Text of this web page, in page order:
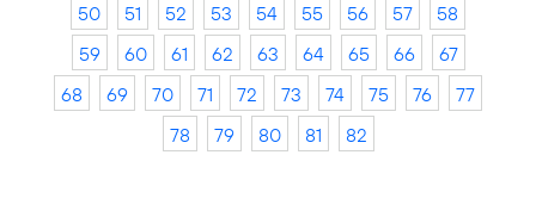
50
51 52 53 54 55 56 57
58
59
60 61 62 63 64 65 66
67
68
69 70 71 72 73 74 75 76
77
78
79 80 81 82